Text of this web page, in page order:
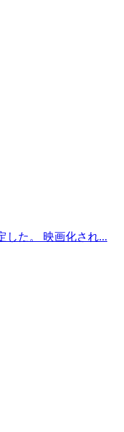
した。 映画化され...